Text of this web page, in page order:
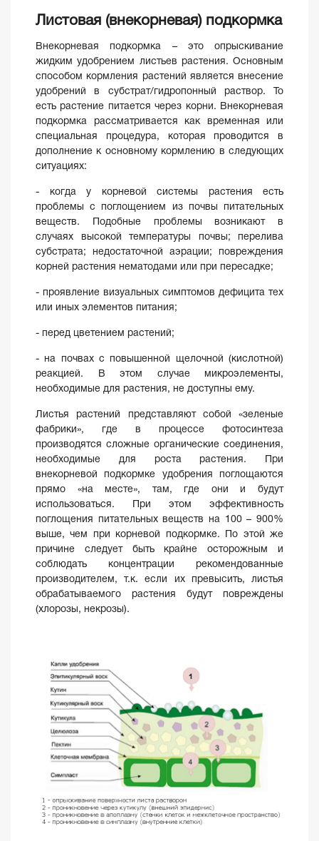
Листовая (внекорневая) подкормка
Внекорневая подкормка – это опрыскивание
жидким удобрением листьев растения. Основным
способом кормления растений является внесение
удобрений в субстрат/гидропонный раствор. То
есть растение питается через корни. Внекорневая
подкормка рассматривается как временная или
специальная процедура, которая проводится в
дополнение к основному кормлению в следующих
ситуациях:
- когда у корневой системы растения есть
проблемы с поглощением из почвы питательных
веществ. Подобные проблемы возникают в
случаях высокой температуры почвы; перелива
субстрата; недостаточной аэрации; повреждения
корней растения нематодами или при пересадке;
- проявление визуальных симптомов дефицита тех
или иных элементов питания;
- перед цветением растений;
- на почвах с повышенной щелочной (кислотной)
реакцией. В этом случае микроэлементы,
необходимые для растения, не доступны ему.
Листья растений представляют собой «зеленые
фабрики», где в процессе фотосинтеза
производятся сложные органические соединения,
необходимые для роста растения. При
внекорневой подкормке удобрения поглощаются
прямо «на месте», там, где они и будут
использоваться. При этом эффективность
поглощения питательных веществ на 100 – 900%
выше, чем при корневой подкормке. По этой же
причине следует быть крайне осторожным и
соблюдать концентрации рекомендованные
производителем, т.к. если их превысить, листья
обрабатываемого растения будут повреждены
(хлорозы, некрозы).